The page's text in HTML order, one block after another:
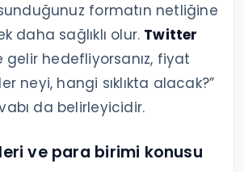
formatın netliğine
daha sağlıklı olur. Twitter
gelir hedefliyorsanız, fiyat
neyi, hangi sıklıkta alacak?”
da belirleyicidir.
ve para birimi konusu